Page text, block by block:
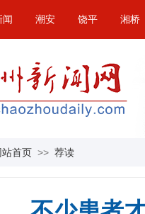
闻 潮安 饶平 湘桥
站首页 >> 荐读